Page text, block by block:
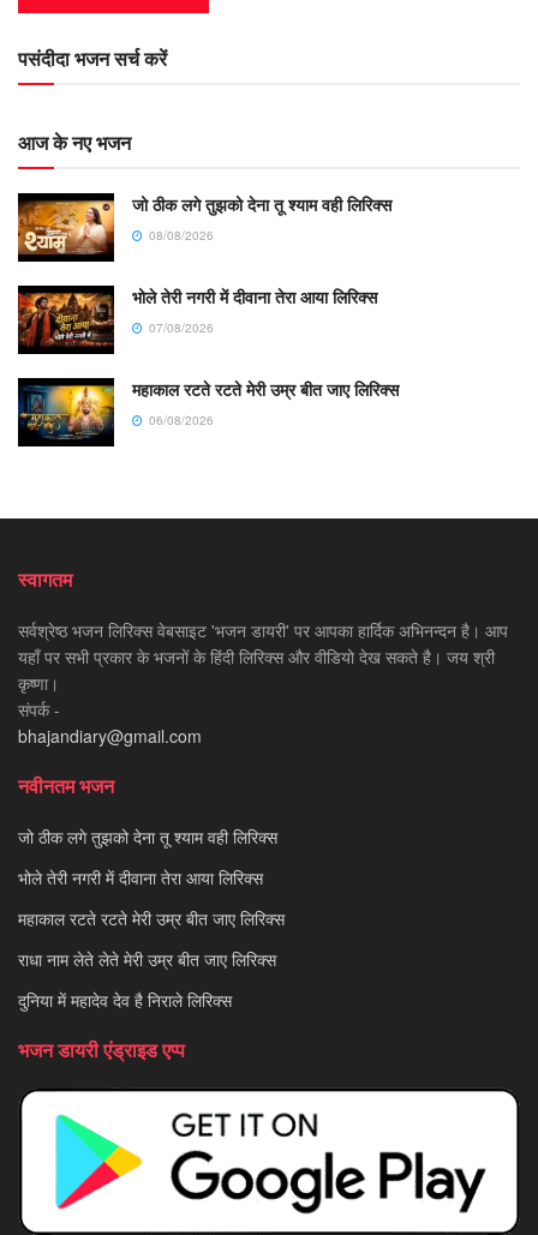
पसंदीदा भजन सर्च करें
आज के नए भजन
जो ठीक लगे तुझको देना तू श्याम वही लिरिक्स
08/08/2026
भोले तेरी नगरी में दीवाना तेरा आया लिरिक्स
07/08/2026
महाकाल रटते रटते मेरी उम्र बीत जाए लिरिक्स
06/08/2026
स्वागतम
सर्वश्रेष्ठ भजन लिरिक्स वेबसाइट 'भजन डायरी' पर आपका हार्दिक अभिनन्दन है। आप
यहाँ पर सभी प्रकार के भजनों के हिंदी लिरिक्स और वीडियो देख सकते है। जय श्री
कृष्णा।
संपर्क -
bhajandiary@gmail.com
नवीनतम भजन
जो ठीक लगे तुझको देना तू श्याम वही लिरिक्स
भोले तेरी नगरी में दीवाना तेरा आया लिरिक्स
महाकाल रटते रटते मेरी उम्र बीत जाए लिरिक्स
राधा नाम लेते लेते मेरी उम्र बीत जाए लिरिक्स
दुनिया में महादेव देव है निराले लिरिक्स
भजन डायरी एंड्राइड एप्प